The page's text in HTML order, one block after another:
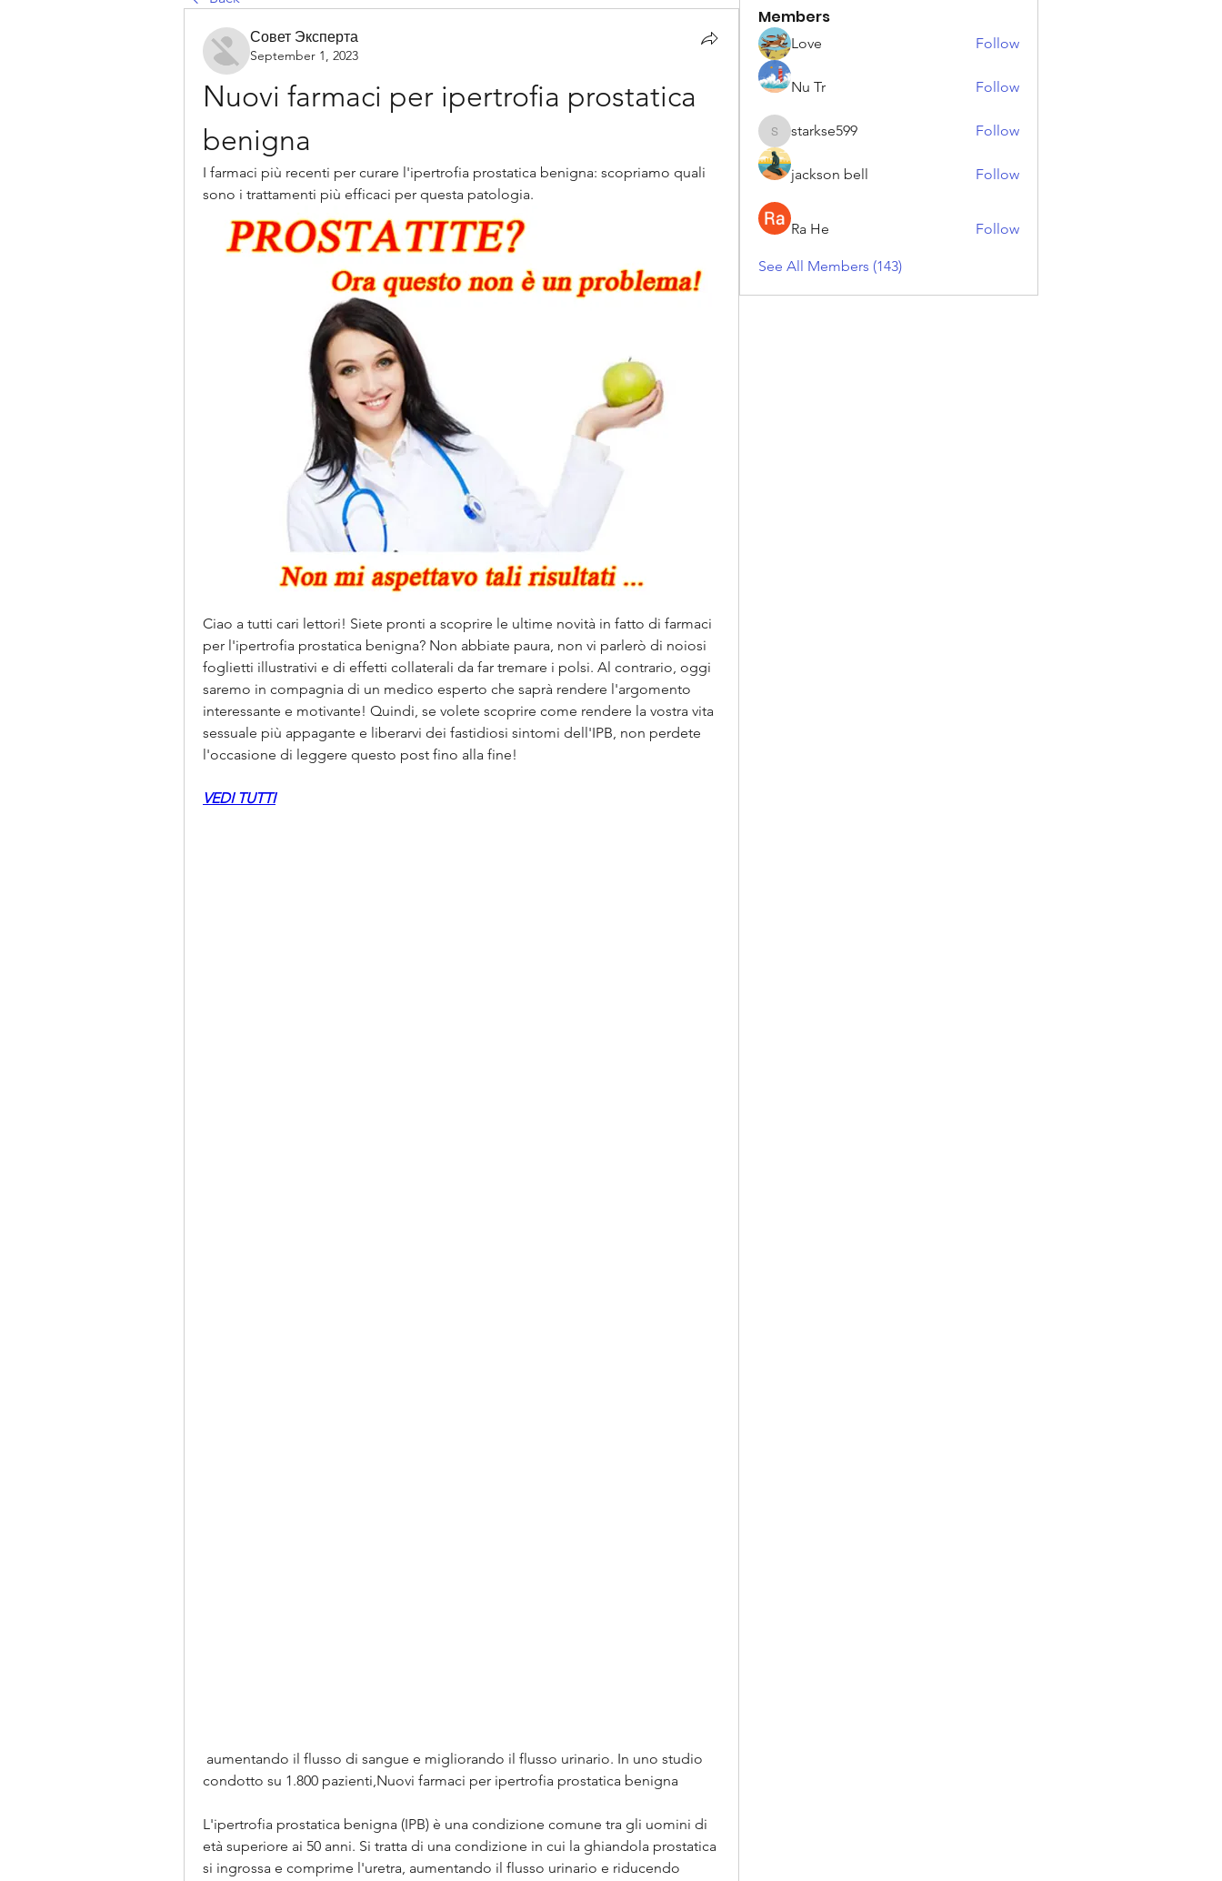
Совет Эксперта
September 1, 2023
Nuovi farmaci per ipertrofia prostatica
benigna
I farmaci più recenti per curare l'ipertrofia prostatica benigna: scopriamo quali
sono i trattamenti più efficaci per questa patologia.
Ciao a tutti cari lettori! Siete pronti a scoprire le ultime novità in fatto di farmaci
per l'ipertrofia prostatica benigna? Non abbiate paura, non vi parlerò di noiosi
foglietti illustrativi e di effetti collaterali da far tremare i polsi. Al contrario, oggi
saremo in compagnia di un medico esperto che saprà rendere l'argomento
interessante e motivante! Quindi, se volete scoprire come rendere la vostra vita
sessuale più appagante e liberarvi dei fastidiosi sintomi dell'IPB, non perdete
l'occasione di leggere questo post fino alla fine!
VEDI TUTTI
condotto su 1.800 pazienti,Nuovi farmaci per ipertrofia prostatica benigna
L'ipertrofia prostatica benigna (IPB) è una condizione comune tra gli uomini di
età superiore ai 50 anni. Si tratta di una condizione in cui la ghiandola prostatica
si ingrossa e comprime l'uretra, aumentando il flusso urinario e riducendo
Members
Love Follow
Nu Tr Follow
starkse599
starkse599 Follow
jackson bell Follow
Ra He Follow
See All Members (143)